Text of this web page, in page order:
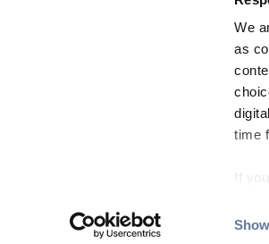
We
as
time
If
menu
GLOBAL
Copyright © 2026 All rights reserved